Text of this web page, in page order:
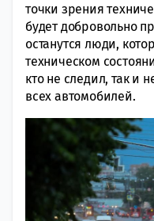
точки зрения
будет добровольно
останутся люди,
техническом
кто не следил, так и
всех автомобилей.